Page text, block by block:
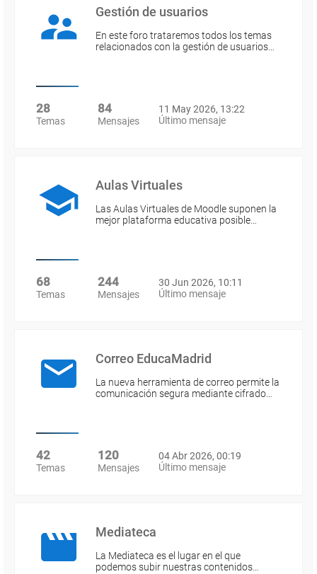
Gestión de usuarios
En este foro trataremos todos los temas
relacionados con la gestión de usuarios…
28
Temas
84
Mensajes
11 May 2026, 13:22
Último mensaje
Aulas Virtuales
Las Aulas Virtuales de Moodle suponen la
mejor plataforma educativa posible…
68
Temas
244
Mensajes
30 Jun 2026, 10:11
Último mensaje
Correo EducaMadrid
La nueva herramienta de correo permite la
comunicación segura mediante cifrado…
42
Temas
120
Mensajes
04 Abr 2026, 00:19
Último mensaje
Mediateca
La Mediateca es el lugar en el que
podemos subir nuestras contenidos…